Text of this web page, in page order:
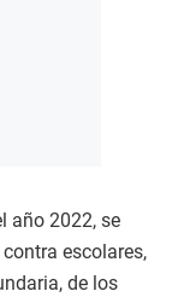
año 2022, se
escolares,
de los